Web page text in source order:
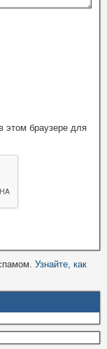
этом браузере для
Узнайте, как